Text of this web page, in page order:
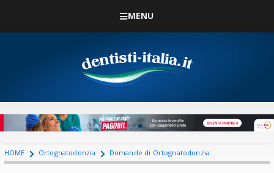
MENU
HOME Ortognatodonzia Domande di Ortognatodonzia